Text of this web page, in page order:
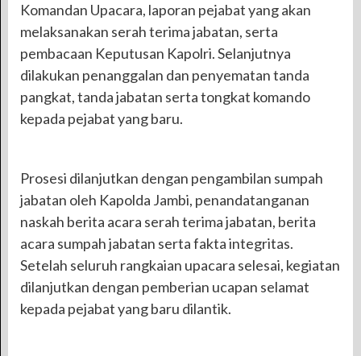
Komandan Upacara, laporan pejabat yang akan
melaksanakan serah terima jabatan, serta
pembacaan Keputusan Kapolri. Selanjutnya
dilakukan penanggalan dan penyematan tanda
pangkat, tanda jabatan serta tongkat komando
kepada pejabat yang baru.
Prosesi dilanjutkan dengan pengambilan sumpah
jabatan oleh Kapolda Jambi, penandatanganan
naskah berita acara serah terima jabatan, berita
acara sumpah jabatan serta fakta integritas.
Setelah seluruh rangkaian upacara selesai, kegiatan
dilanjutkan dengan pemberian ucapan selamat
kepada pejabat yang baru dilantik.